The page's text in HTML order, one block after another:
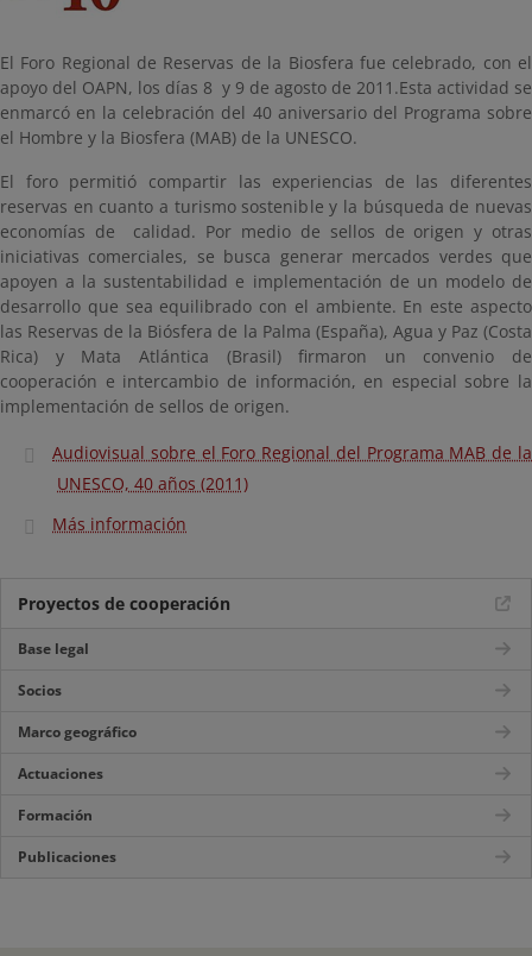
El Foro Regional de Reservas de la Biosfera fue celebrado, con el
apoyo del OAPN, los días 8 y 9 de agosto de 2011.Esta actividad se
enmarcó en la celebración del 40 aniversario del Programa sobre
el Hombre y la Biosfera (MAB) de la UNESCO.
El foro permitió compartir las experiencias de las diferentes
reservas en cuanto a turismo sostenible y la búsqueda de nuevas
economías de calidad. Por medio de sellos de origen y otras
iniciativas comerciales, se busca generar mercados verdes que
apoyen a la sustentabilidad e implementación de un modelo de
desarrollo que sea equilibrado con el ambiente. En este aspecto
las Reservas de la Biósfera de la Palma (España), Agua y Paz (Costa
Rica) y Mata Atlántica (Brasil) firmaron un convenio de
cooperación e intercambio de información, en especial sobre la
implementación de sellos de origen.
Audiovisual sobre el Foro Regional del Programa MAB de la
UNESCO, 40 años (2011)
Más información
Proyectos de cooperación
Base legal
Socios
Marco geográfico
Actuaciones
Formación
Publicaciones